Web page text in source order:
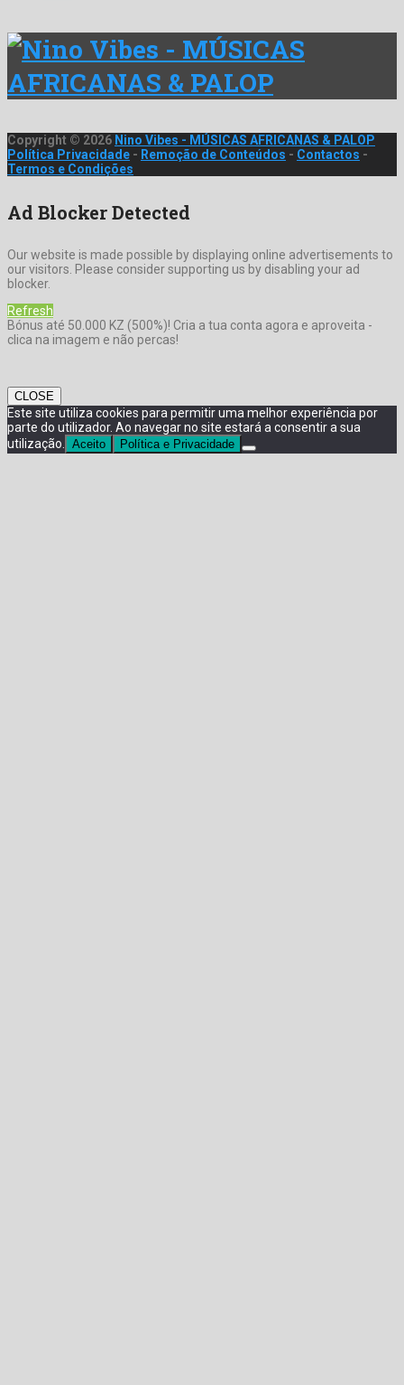
Copyright © 2026 Nino Vibes - MÚSICAS AFRICANAS & PALOP
Política Privacidade - Remoção de Conteúdos - Contactos -
Termos e Condições
Ad Blocker Detected
Our website is made possible by displaying online advertisements to
our visitors. Please consider supporting us by disabling your ad
blocker.
Refresh
Bónus até 50.000 KZ (500%)! Cria a tua conta agora e aproveita -
clica na imagem e não percas!
CLOSE
Este site utiliza cookies para permitir uma melhor experiência por
parte do utilizador. Ao navegar no site estará a consentir a sua
utilização. Aceito Política e Privacidade